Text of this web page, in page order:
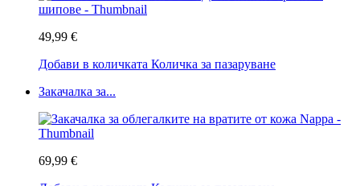
49,99 €
Добави в количката Количка за пазаруване
Закачалка за...
69,99 €